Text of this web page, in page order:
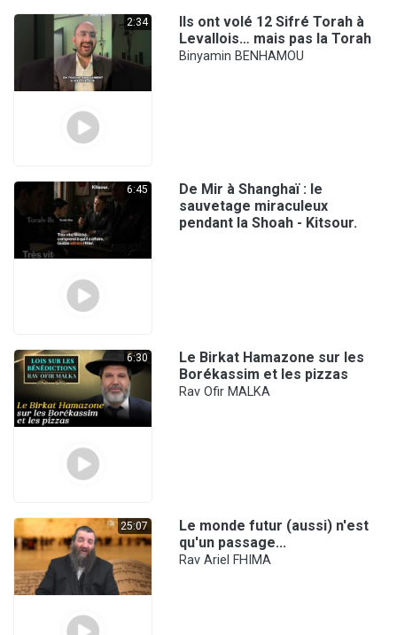
2:34
Ils ont volé 12 Sifré Torah à
Levallois… mais pas la Torah
Binyamin BENHAMOU
6:45
De Mir à Shanghaï : le
sauvetage miraculeux
pendant la Shoah - Kitsour.
6:30
Le Birkat Hamazone sur les
Borékassim et les pizzas
Rav Ofir MALKA
25:07
Le monde futur (aussi) n'est
qu'un passage...
Rav Ariel FHIMA